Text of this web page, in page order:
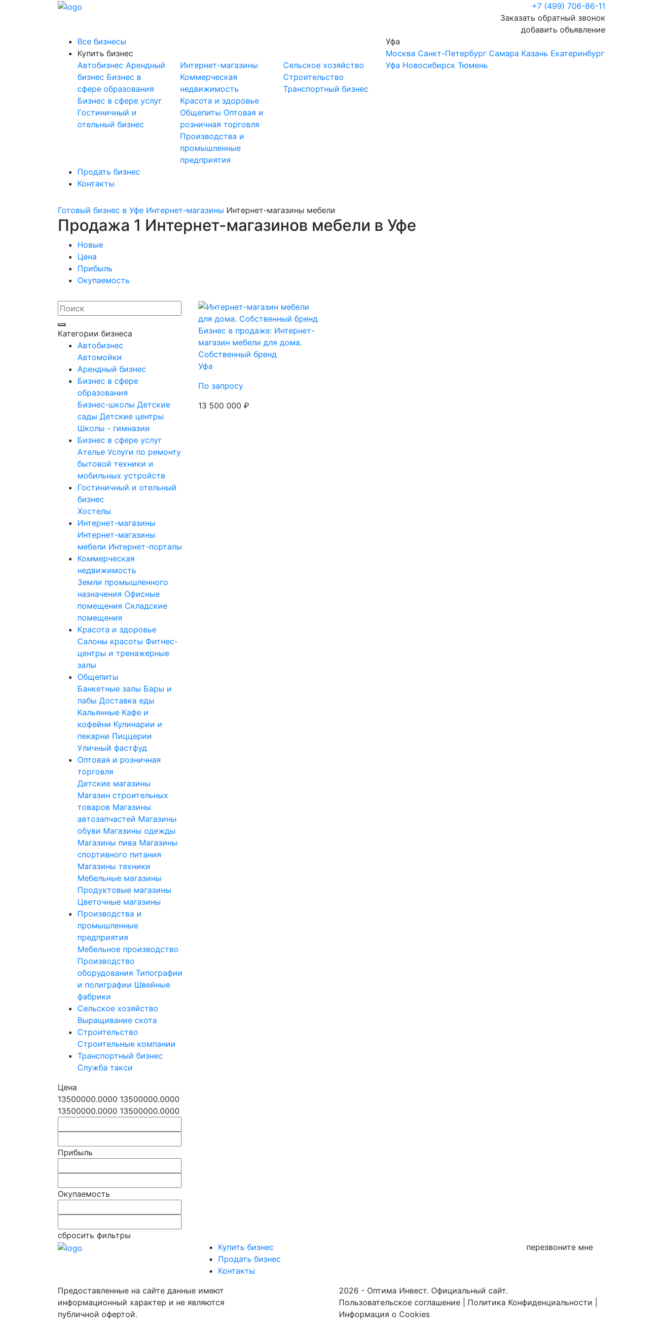
+7 (499) 706-86-11
Заказать обратный звонок
добавить объявление
Все бизнесы
Купить бизнес
Автобизнес Арендный
бизнес Бизнес в
сфере образования
Бизнес в сфере услуг
Гостиничный и
отельный бизнес
Интернет-магазины
Коммерческая
недвижимость
Красота и здоровье
Общепиты Оптовая и
розничная торговля
Производства и
промышленные
предприятия
Сельское хозяйство
Строительство
Транспортный бизнес
Продать бизнес
Контакты
Уфа
Москва Санкт-Петербург Самара Казань Екатеринбург
Уфа Новосибирск Тюмень
Готовый бизнес в Уфе Интернет-магазины Интернет-магазины мебели
Продажа 1 Интернет-магазинов мебели в Уфе
Новые
Цена
Прибыль
Окупаемость
Категории бизнеса
Автобизнес
Автомойки
Арендный бизнес
Бизнес в сфере
образования
Бизнес-школы Детские
сады Детские центры
Школы - гимназии
Бизнес в сфере услуг
Ателье Услуги по ремонту
бытовой техники и
мобильных устройств
Гостиничный и отельный
бизнес
Хостелы
Интернет-магазины
Интернет-магазины
мебели Интернет-порталы
Коммерческая
недвижимость
Земли промышленного
назначения Офисные
помещения Складские
помещения
Красота и здоровье
Салоны красоты Фитнес-
центры и тренажерные
залы
Общепиты
Банкетные залы Бары и
пабы Доставка еды
Кальянные Кафе и
кофейни Кулинарии и
пекарни Пиццерии
Уличный фастфуд
Оптовая и розничная
торговля
Детские магазины
Магазин строительных
товаров Магазины
автозапчастей Магазины
обуви Магазины одежды
Магазины пива Магазины
спортивного питания
Магазины техники
Мебельные магазины
Продуктовые магазины
Цветочные магазины
Производства и
промышленные
предприятия
Мебельное производство
Производство
оборудования Типографии
и полиграфии Швейные
фабрики
Сельское хозяйство
Выращивание скота
Строительство
Строительные компании
Транспортный бизнес
Служба такси
Цена
13500000.0000 13500000.0000
13500000.0000 13500000.0000
Прибыль
Окупаемость
сбросить фильтры
Бизнес в продаже: Интернет-
магазин мебели для дома.
Собственный бренд
Уфа
По запросу
13 500 000 ₽
Купить бизнес
Продать бизнес
Контакты
перезвоните мне
Предоставленные на сайте данные имеют
информационный характер и не являются
публичной офертой.
2026 - Оптима Инвест. Официальный сайт.
Пользовательское соглашение
Политика Конфиденциальности
Информация о Cookies